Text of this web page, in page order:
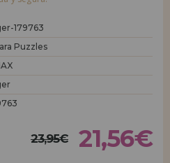
vender en tu negocio
especiales para la distribución.
DISTRIBUIDOR
179763
Puzzles
23,95€ 21,56€